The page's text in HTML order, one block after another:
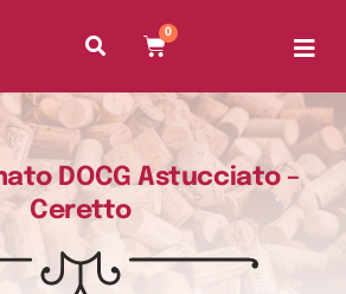
0
DOCG Astucciato –
Ceretto